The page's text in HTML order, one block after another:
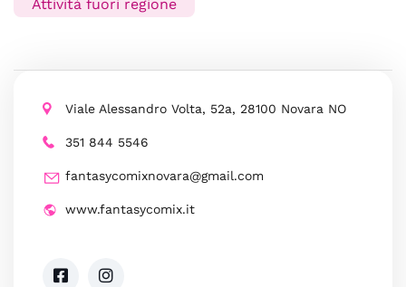
Attività fuori regione
Viale Alessandro Volta, 52a, 28100 Novara NO
351 844 5546
fantasycomixnovara@gmail.com
www.fantasycomix.it